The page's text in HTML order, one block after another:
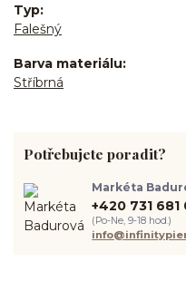
Typ
Falešný
Barva materiálu
Stříbrná
Potřebujete poradit?
Markéta
+420 731 681
(Po-Ne, 9-18 hod.)